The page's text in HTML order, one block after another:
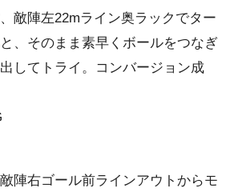
敵陣左22mライン奥ラックでター
、そのまま素早くボールをつなぎ
してトライ。コンバージョン成
陣右ゴール前ラインアウトからモ